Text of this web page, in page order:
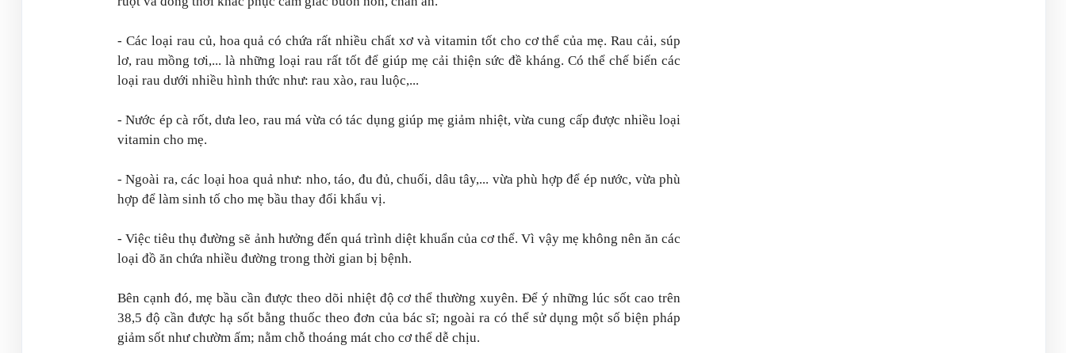
- Các loại rau củ, hoa quả có chứa rất nhiều chất xơ và vitamin tốt cho cơ thể của mẹ. Rau cải, súp
lơ, rau mồng tơi,... là những loại rau rất tốt để giúp mẹ cải thiện sức đề kháng. Có thể chế biến các
loại rau dưới nhiều hình thức như: rau xào, rau luộc,...
- Nước ép cà rốt, dưa leo, rau má vừa có tác dụng giúp mẹ giảm nhiệt, vừa cung cấp được nhiều loại
vitamin cho mẹ.
- Ngoài ra, các loại hoa quả như: nho, táo, đu đủ, chuối, dâu tây,... vừa phù hợp để ép nước, vừa phù
hợp để làm sinh tố cho mẹ bầu thay đổi khẩu vị.
- Việc tiêu thụ đường sẽ ảnh hưởng đến quá trình diệt khuẩn của cơ thể. Vì vậy mẹ không nên ăn các
loại đồ ăn chứa nhiều đường trong thời gian bị bệnh.
Bên cạnh đó, mẹ bầu cần được theo dõi nhiệt độ cơ thể thường xuyên. Để ý những lúc sốt cao trên
38,5 độ cần được hạ sốt bằng thuốc theo đơn của bác sĩ; ngoài ra có thể sử dụng một số biện pháp
giảm sốt như chườm ấm; nằm chỗ thoáng mát cho cơ thể dễ chịu.